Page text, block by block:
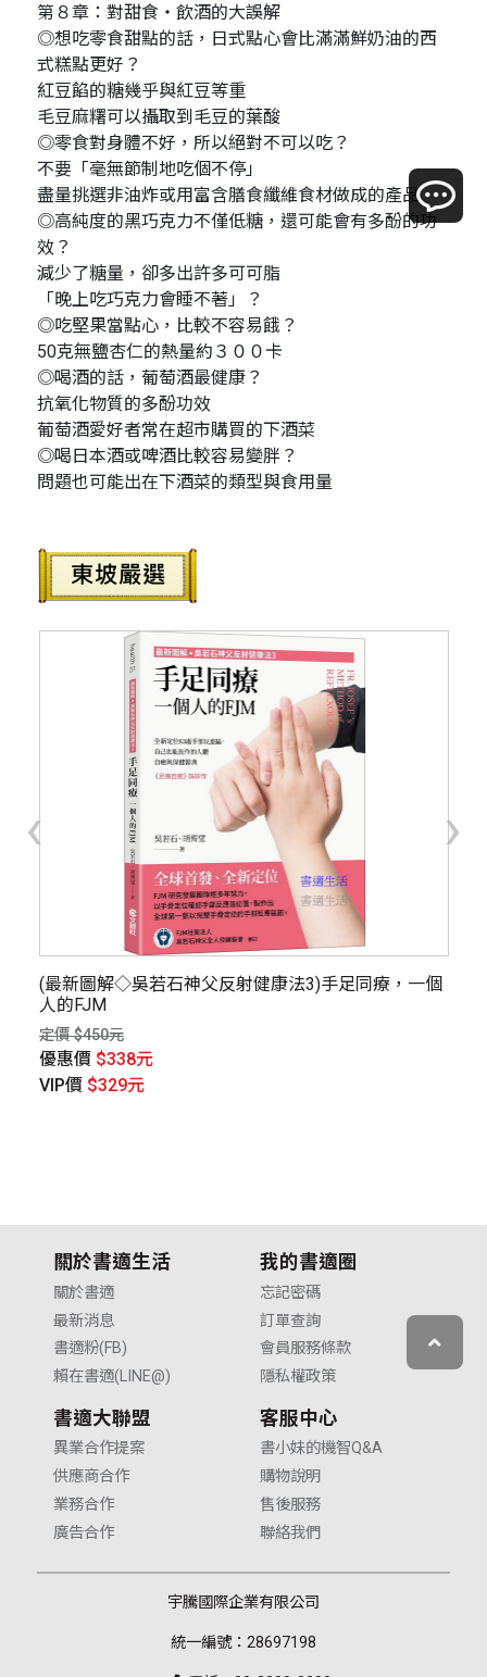
第８章：對甜食・飲酒的大誤解
◎想吃零食甜點的話，日式點心會比滿滿鮮奶油的西
式糕點更好？
紅豆餡的糖幾乎與紅豆等重
毛豆麻糬可以攝取到毛豆的葉酸
◎零食對身體不好，所以絕對不可以吃？
不要「毫無節制地吃個不停」
盡量挑選非油炸或用富含膳食纖維食材做成的產品
◎高純度的黑巧克力不僅低糖，還可能會有多酚的功
效？
減少了糖量，卻多出許多可可脂
「晚上吃巧克力會睡不著」？
◎吃堅果當點心，比較不容易餓？
50克無鹽杏仁的熱量約３００卡
◎喝酒的話，葡萄酒最健康？
抗氧化物質的多酚功效
葡萄酒愛好者常在超市購買的下酒菜
◎喝日本酒或啤酒比較容易變胖？
問題也可能出在下酒菜的類型與食用量
(最新圖解◇吳若石神父反射健康法3)手足同療，一個
人的FJM
定價 $450元
優惠價 $338元
VIP價 $329元
‹ ›
關於書適生活
關於書適
最新消息
書適粉(FB)
賴在書適(LINE@)
我的書適圈
忘記密碼
訂單查詢
會員服務條款
隱私權政策
書適大聯盟
異業合作提案
供應商合作
業務合作
廣告合作
客服中心
書小妹的機智Q&A
購物說明
售後服務
聯絡我們
宇騰國際企業有限公司
統一編號：28697198